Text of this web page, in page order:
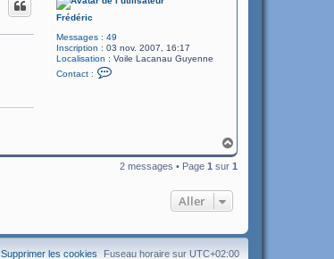
Frédéric
Messages : 49
Inscription : 03 nov. 2007, 16:17
Localisation : Voile Lacanau Guyenne
Contact :
r
c
a
u
2 messages • Page 1 sur 1
Aller
Fuseau horaire sur UTC+02:00
Supprimer les cookies